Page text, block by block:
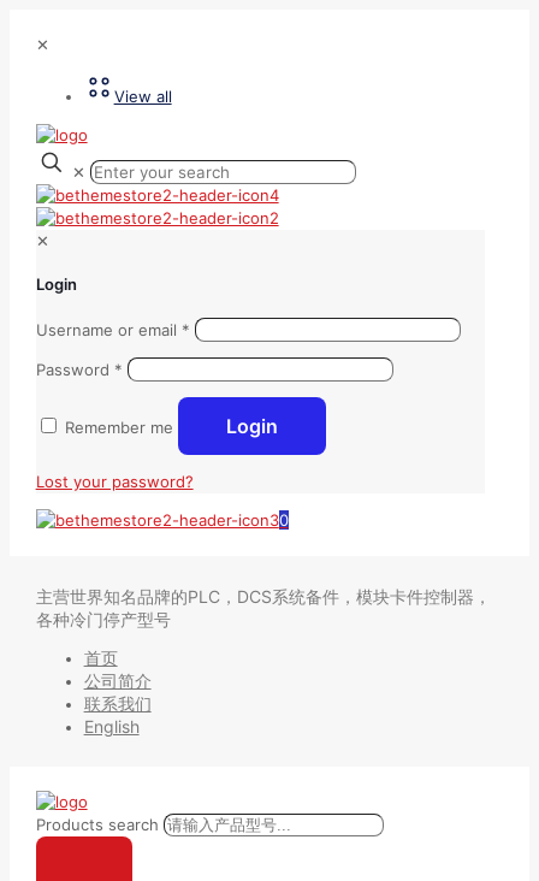
✕
View all
✕
✕
Login
Username or email *
Password *
Remember me Login
Lost your password?
0
主营世界知名品牌的PLC，DCS系统备件，模块卡件控制器，
各种冷门停产型号
首页
公司简介
联系我们
English
Products search